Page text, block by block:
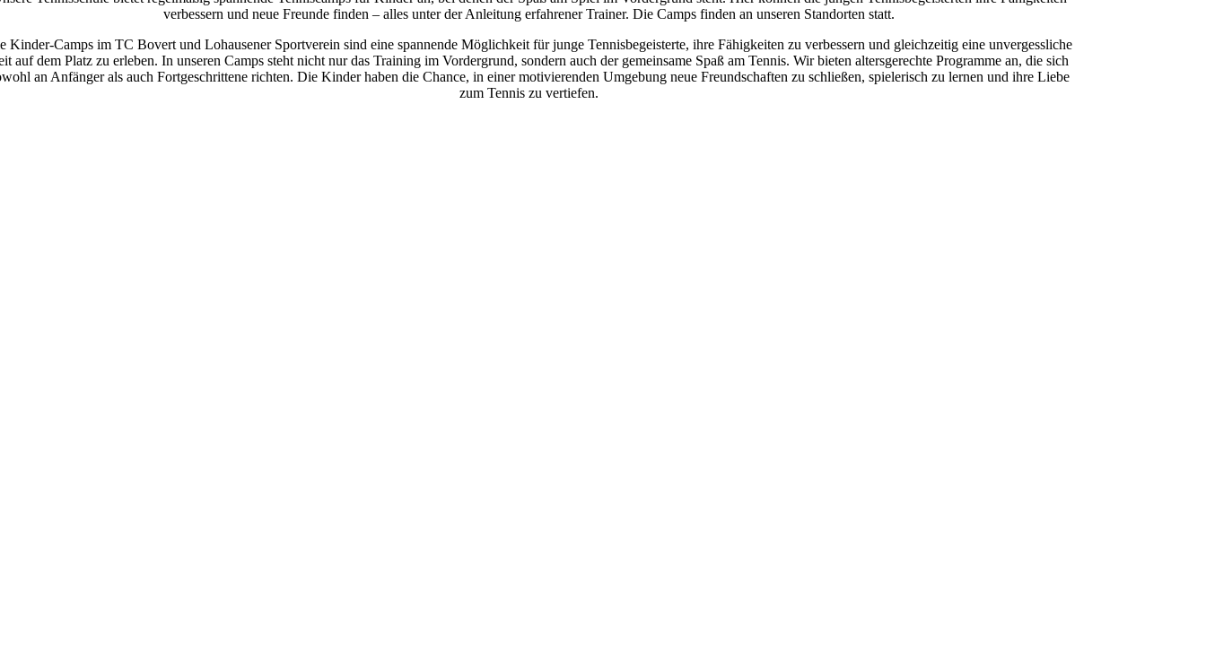
verbessern und neue Fre­unde find­en – alles unter der Anleitung erfahren­er Train­er. Die Camps find­en an unseren Stan­dorten statt.
Kinder-Camps im TC Bovert und Lohausen­er Sportvere­in sind eine span­nende Möglichkeit für junge Ten­nis­begeis­terte, ihre Fähigkeit­en zu verbessern und gle­ichzeit­ig eine unvergessliche
auf dem Platz zu erleben. In unseren Camps ste­ht nicht nur das Train­ing im Vorder­grund, sondern auch der gemein­same Spaß am Tennis.Wir bieten alters­gerechte Pro­gramme an, die sich
an Anfänger als auch Fort­geschrit­tene richt­en. Die Kinder haben die Chance, in ein­er motivieren­den Umge­bung neue Fre­und­schaften zu schließen, spielerisch zu ler­nen und ihre Liebe
zum Tennis zu vertiefen.